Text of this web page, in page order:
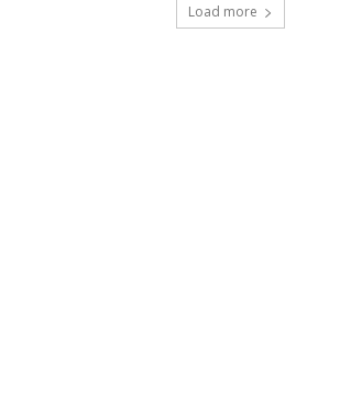
Load more